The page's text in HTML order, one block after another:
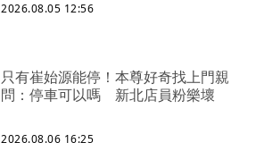
2026.08.05 12:56
只有崔始源能停！本尊好奇找上門親
問：停車可以嗎 新北店員粉樂壞
2026.08.06 16:25